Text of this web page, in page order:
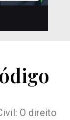
O direito